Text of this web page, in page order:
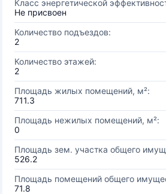
Класс энергетической
Не присвоен
Количество подъездов:
2
Количество этажей:
2
Площадь жилых помещений, м²:
711.3
Площадь нежилых помещений, м²:
0
Площадь зем. участка общего
526.2
Площадь помещений общего
71.8